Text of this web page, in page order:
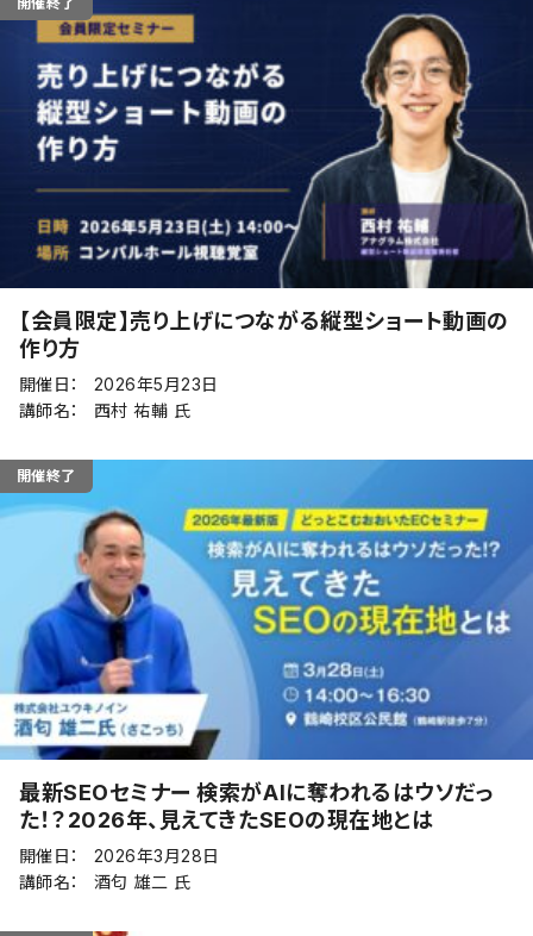
【会員限定】売り上げにつながる縦型ショート動画の
作り方
開催日：
2026年5月23日
講師名：
西村 祐輔 氏
開催終了
最新SEOセミナー 検索がAIに奪われるはウソだっ
た！？2026年、見えてきたSEOの現在地とは
開催日：
2026年3月28日
講師名：
酒匂 雄二 氏